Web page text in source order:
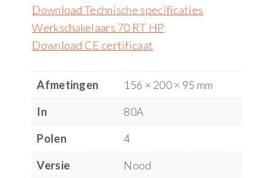
Download Technische specificaties
Werkschakelaars 70 RT HP
Download CE certificaat
Afmetingen
156 × 200 × 95 mm
In
80A
Polen
4
Versie
Nood